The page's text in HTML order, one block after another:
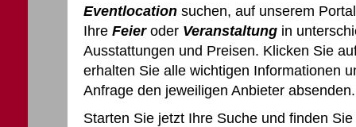
Eventlocation suchen, auf unserem
Ihre Feieroder Veranstaltung in
Ausstattungen und Preisen. Klicken Sie
erhalten Sie alle wichtigen Informationen
Anfrage den jeweiligen Anbieter absenden.
Starten Sie jetzt Ihre Suche und finden